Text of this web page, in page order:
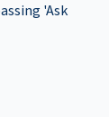
'Ask